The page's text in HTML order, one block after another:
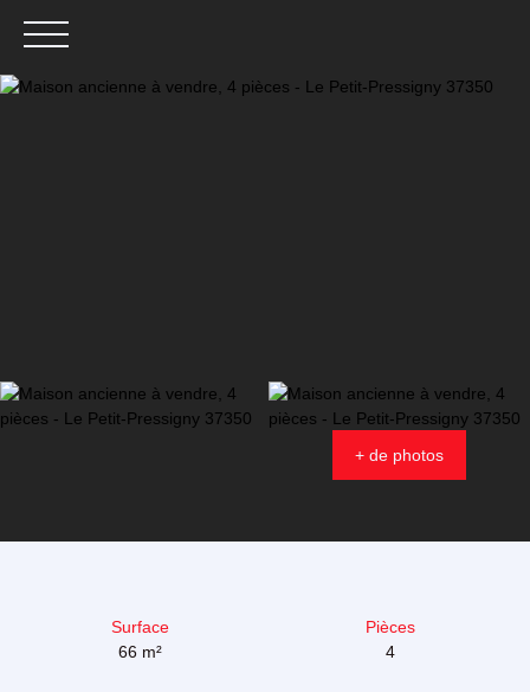
+ de photos
Surface
66 m²
Pièces
4